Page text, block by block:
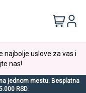
najbolje uslove za vas i
nas!
jednom mestu. Besplatna
RSD.